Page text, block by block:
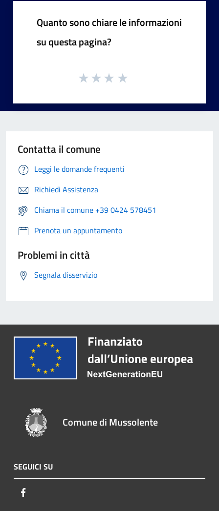
Quanto sono chiare le informazioni
su questa pagina?
Contatta il comune
Leggi le domande frequenti
Richiedi Assistenza
Chiama il comune +39 0424 578451
Prenota un appuntamento
Problemi in città
Segnala disservizio
Comune di Mussolente
SEGUICI SU